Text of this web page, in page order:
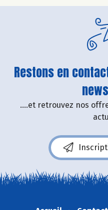
Restons en
....et retrouvez nos